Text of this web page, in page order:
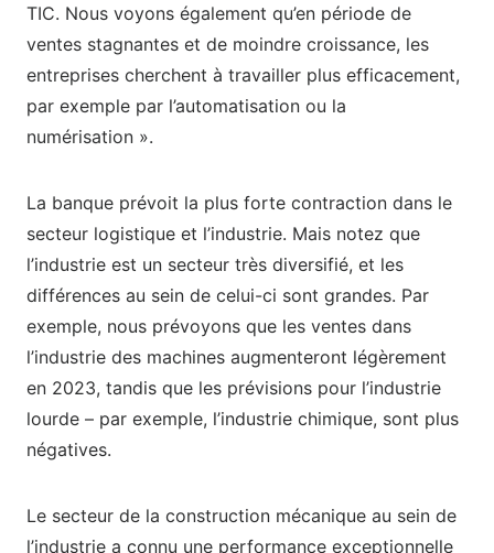
TIC. Nous voyons également qu’en période de
ventes stagnantes et de moindre croissance, les
entreprises cherchent à travailler plus efficacement,
par exemple par l’automatisation ou la
numérisation ».
La banque prévoit la plus forte contraction dans le
secteur logistique et l’industrie. Mais notez que
l’industrie est un secteur très diversifié, et les
différences au sein de celui-ci sont grandes. Par
exemple, nous prévoyons que les ventes dans
l’industrie des machines augmenteront légèrement
en 2023, tandis que les prévisions pour l’industrie
lourde – par exemple, l’industrie chimique, sont plus
négatives.
Le secteur de la construction mécanique au sein de
l’industrie a connu une performance exceptionnelle